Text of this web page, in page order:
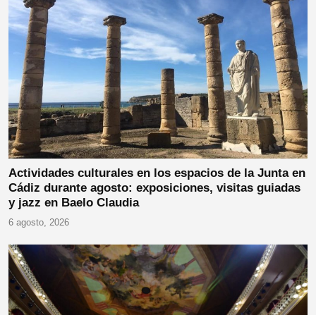
Actividades culturales en los espacios de la Junta en
Cádiz durante agosto: exposiciones, visitas guiadas
y jazz en Baelo Claudia
6 agosto, 2026